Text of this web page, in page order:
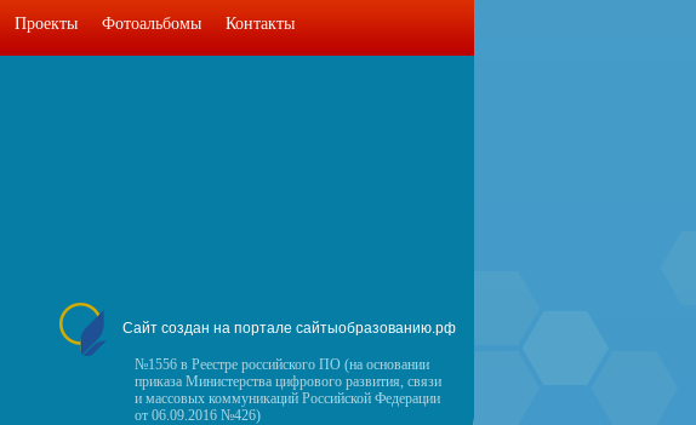
Проекты Фотоальбомы Контакты
Сайт создан на портале сайтыобразованию.рф
№1556 в Реестре российского ПО (на основании
приказа Министерства цифрового развития, связи
и массовых коммуникаций Российской Федерации
от 06.09.2016 №426)